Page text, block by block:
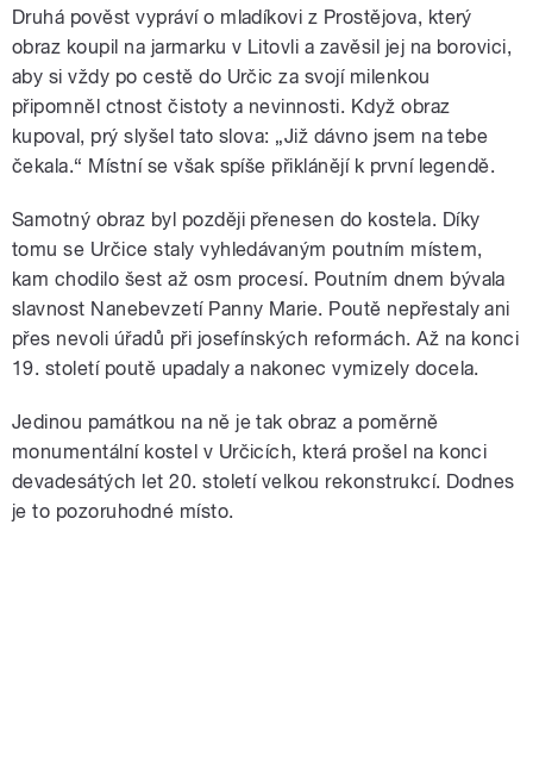
Druhá pověst vypráví o mladíkovi z Prostějova, který
obraz koupil na jarmarku v Litovli a zavěsil jej na borovici,
aby si vždy po cestě do Určic za svojí milenkou
připomněl ctnost čistoty a nevinnosti. Když obraz
kupoval, prý slyšel tato slova: „Již dávno jsem na tebe
čekala.“ Místní se však spíše přiklánějí k první legendě.
Samotný obraz byl později přenesen do kostela. Díky
tomu se Určice staly vyhledávaným poutním místem,
kam chodilo šest až osm procesí. Poutním dnem bývala
slavnost Nanebevzetí Panny Marie. Poutě nepřestaly ani
přes nevoli úřadů při josefínských reformách. Až na konci
19. století poutě upadaly a nakonec vymizely docela.
Jedinou památkou na ně je tak obraz a poměrně
monumentální kostel v Určicích, která prošel na konci
devadesátých let 20. století velkou rekonstrukcí. Dodnes
je to pozoruhodné místo.